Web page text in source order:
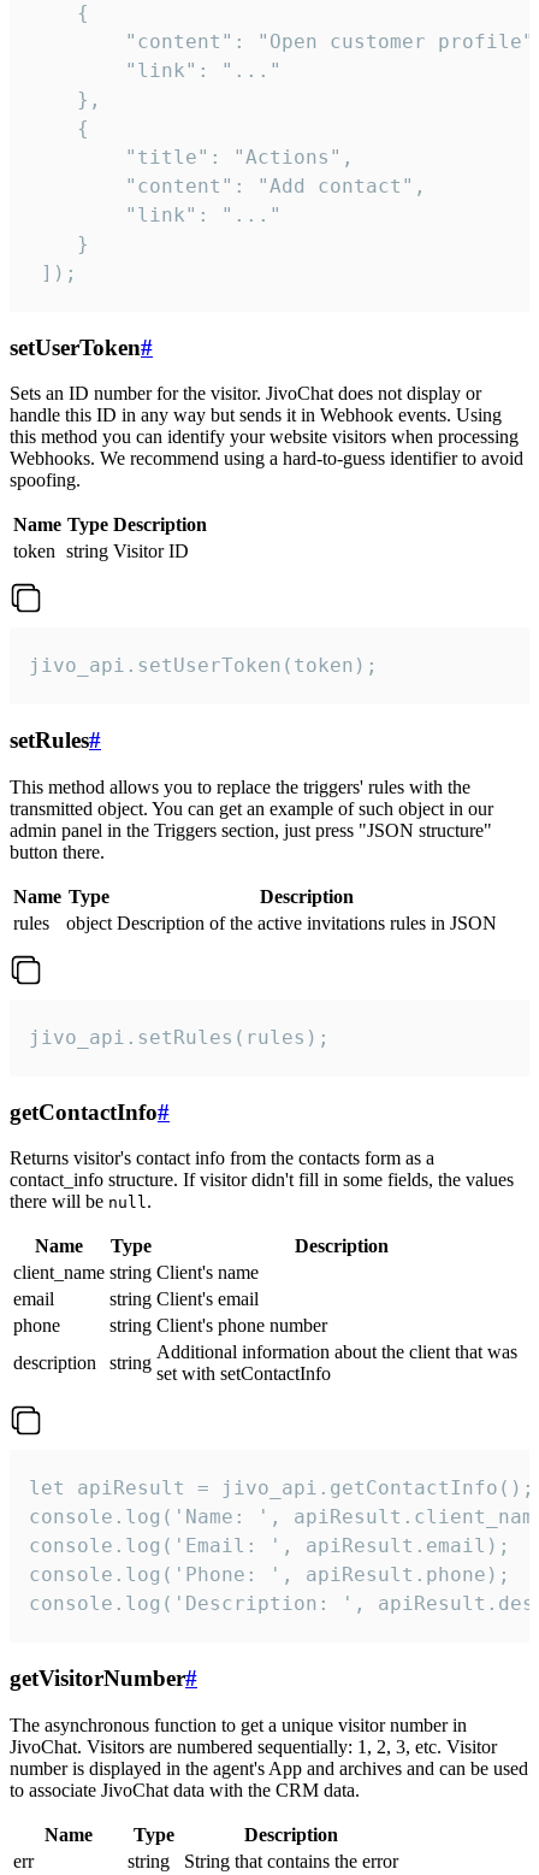
    {
"content": "Open customer
        "link": "..."
    },
    {
        "title": "Actions",
        "content": "Add contact",
        "link": "..."
    }
]);
setUserToken#
Sets an ID number for the visitor. JivoChat does not display or
handle this ID in any way but sends it in Webhook events. Using
this method you can identify your website visitors when processing
Webhooks. We recommend using a hard-to-guess identifier to avoid
spoofing.
Name Type Description
token string Visitor ID
jivo_api.setUserToken(token);
setRules#
This method allows you to replace the triggers' rules with the
transmitted object. You can get an example of such object in our
admin panel in the Triggers section, just press "JSON structure"
button there.
Name Type
Description
rules
object Description of the active invitations rules in JSON
jivo_api.setRules(rules);
getContactInfo#
Returns visitor's contact info from the contacts form as a
contact_info structure. If visitor didn't fill in some fields, the values
there will be null.
Name Type
Description
client_name string Client's name
email
string Client's email
phone
string Client's phone number
description
string
Additional information about the client that was
set with setContactInfo
let apiResult = jivo_api.getContactInfo();
console.log('Name: ',
console.log('Email: ', apiResult.email);
console.log('Phone: ', apiResult.phone);
console.log('Description: ',
getVisitorNumber#
The asynchronous function to get a unique visitor number in
JivoChat. Visitors are numbered sequentially: 1, 2, 3, etc. Visitor
number is displayed in the agent's App and archives and can be used
to associate JivoChat data with the CRM data.
Name Type
Description
err
string
String that contains the error